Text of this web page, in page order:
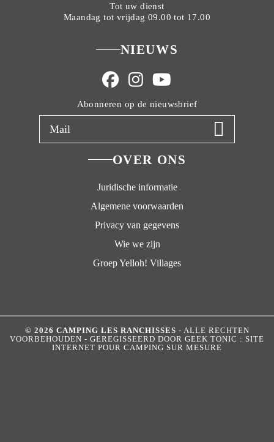
Tot uw dienst
Maandag tot vrijdag 09.00 tot 17.00
NIEUWS
Abonneren op de nieuwsbrief
OVER ONS
Juridische informatie
Algemene voorwaarden
Privacy van gegevens
Wie we zijn
Groep Yelloh! Villages
© 2026 CAMPING LES RANCHISSES - ALLE RECHTEN
VOORBEHOUDEN - GEREGISSEERD DOOR GEEK TONIC : SITE
INTERNET POUR CAMPING SUR MESURE